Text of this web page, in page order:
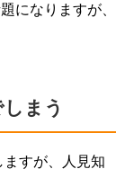
になりますが、
まう
すが、人見知